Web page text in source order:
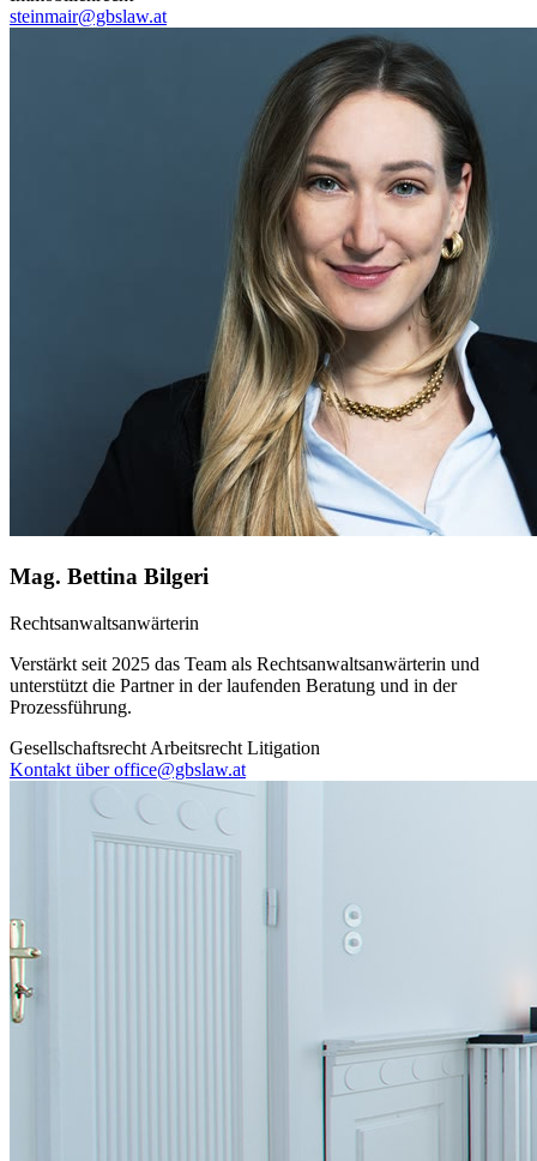
steinmair@gbslaw.at
Mag. Bettina Bilgeri
Rechtsanwaltsanwärterin
Verstärkt seit 2025 das Team als Rechtsanwaltsanwärterin und
unterstützt die Partner in der laufenden Beratung und in der
Prozessführung.
Gesellschaftsrecht Arbeitsrecht Litigation
Kontakt über office@gbslaw.at